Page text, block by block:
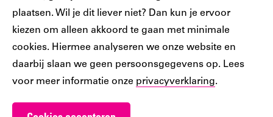
plaatsen. Wil je dit liever niet? Dan kun je ervoor
kiezen om alleen akkoord te gaan met minimale
cookies. Hiermee analyseren we onze website en
daarbij slaan we geen persoonsgegevens op. Lees
voor meer informatie onze privacyverklaring.
Ons
account
Ons
account
Ons
Instagram
account
Ons
account
Ons
account